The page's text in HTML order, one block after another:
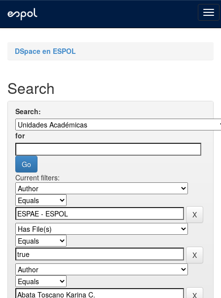
navigationDSpace en ESPOL
Search
Search:
for
Current filters: